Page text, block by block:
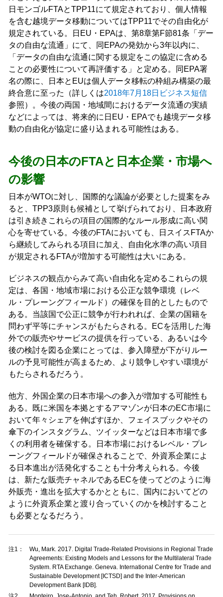
日モンゴルFTAとTPP11にて規定されており、個人情報
を含む越境データ移動についてはTPP11でその自由化が
規定されている。日EU・EPAは、第8章第F節81条「デー
タの自由な流通」にて、同EPAの発効から3年以内に、
「データの自由な流通に関する規定をこの協定に含める
ことの必要性について再評価する」と定める。同EPA署
名の際に、日本とEUは個人データ移転の枠組み構築の最
終合意に至った（詳しくは2018年7月18日ビジネス短信
参照）。今後の両国・地域間におけるデータ流通の実績
などによっては、将来的に日EU・EPAでも越境データ移
動の自由化が協定に盛り込まれる可能性はある。
今後の日本のFTAと日本企業・市場へ
の影響
日本がWTOに対し、国際的な議論が必要とした提案をみ
ると、TPP3原則も候補として挙げられており、日本政府
は引き続きこれらの項目の国際的なルール形成に高い関
心を寄せている。今後のFTAにおいても、日スイスFTAか
ら継続してみられる項目に加え、自由化水準の高い項目
が規定されるFTAが増加する可能性は大いにある。
ビジネスの観点からみて高い自由化を定めるこれらの規
定は、各国・地域市場における公正な競争環境（レベ
ル・プレーングフィールド）の確保を目的としたもので
ある。当該国で公正に競争が行われれば、企業の国籍を
問わず平等にチャンスがもたらされる。ECを活用した海
外での販売やサービスの提供を行っている、あるいは今
後の検討を図る企業にとっては、参入障壁が下がりルー
ルの予見可能性が高まるため、より競争しやすい環境が
もたらされるだろう。
他方、外国企業の日本市場への参入が増加する可能性も
ある。既に米国を本拠とするアマゾンが日本のEC市場に
おいて年々シェアを伸ばすほか、フェイスブックやその
傘下のインスタグラム、ツイッターなどは日本市場で多
くの利用者を確保する。日本市場におけるレベル・プレ
ーングフィールドが確保されることで、外資系企業によ
る日本進出が活発化することも十分考えられる。今後
は、新たな販売チャネルであるECを使ってどのように海
外販売・進出を拡大するかとともに、国内においてどの
ように外資系企業と渡り合っていくのかを検討すること
も必要となるだろう。
注1：
Wu, Mark. 2017. Digital Trade-Related Provisions in Regional Trade
Agreements: Existing Models and Lessons for the Multilateral Trade
System. RTA Exchange. Geneva. International Centre for Trade and
Sustainable Development [ICTSD] and the Inter-American
Development Bank [IDB].